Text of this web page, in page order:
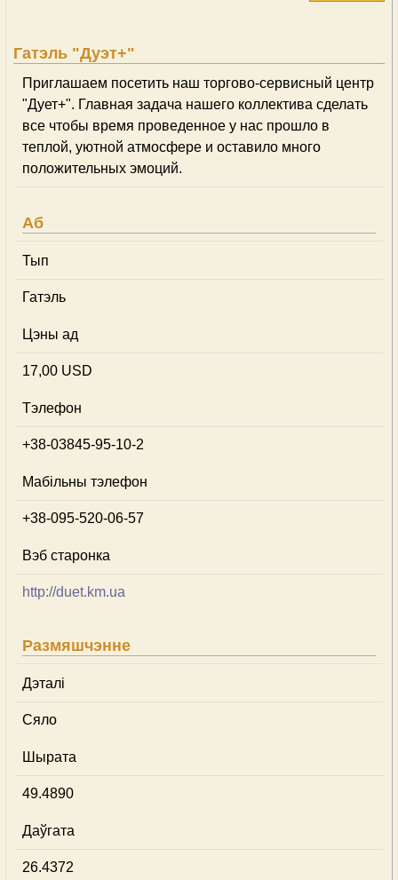
Гатэль "Дуэт+"
Приглашаем посетить наш торгово-сервисный центр
"Дует+". Главная задача нашего коллектива сделать
все чтобы время проведенное у нас прошло в
теплой, уютной атмосфере и оставило много
положительных эмоций.
Аб
Тып
Гатэль
Цэны ад
17,00 USD
Тэлефон
+38-03845-95-10-2
Мабільны тэлефон
+38-095-520-06-57
Вэб старонка
http://duet.km.ua
Размяшчэнне
Дэталі
Сяло
Шырата
49.4890
Даўгата
26.4372